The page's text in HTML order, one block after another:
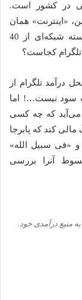
در کشور است.
«اینترنت» همان
«تلگرام» است! این وسیله‌ی پر مخاطب، توانسته شبکه‌ای از 40
تلگرام کجاست؟
درآمد تلگرام از
سود نیست…! اما
می‌آید که چه کسی
کند که پابرجا
«فی سبیل الله»
آنرا بررسی
منبع درآمدی خود.